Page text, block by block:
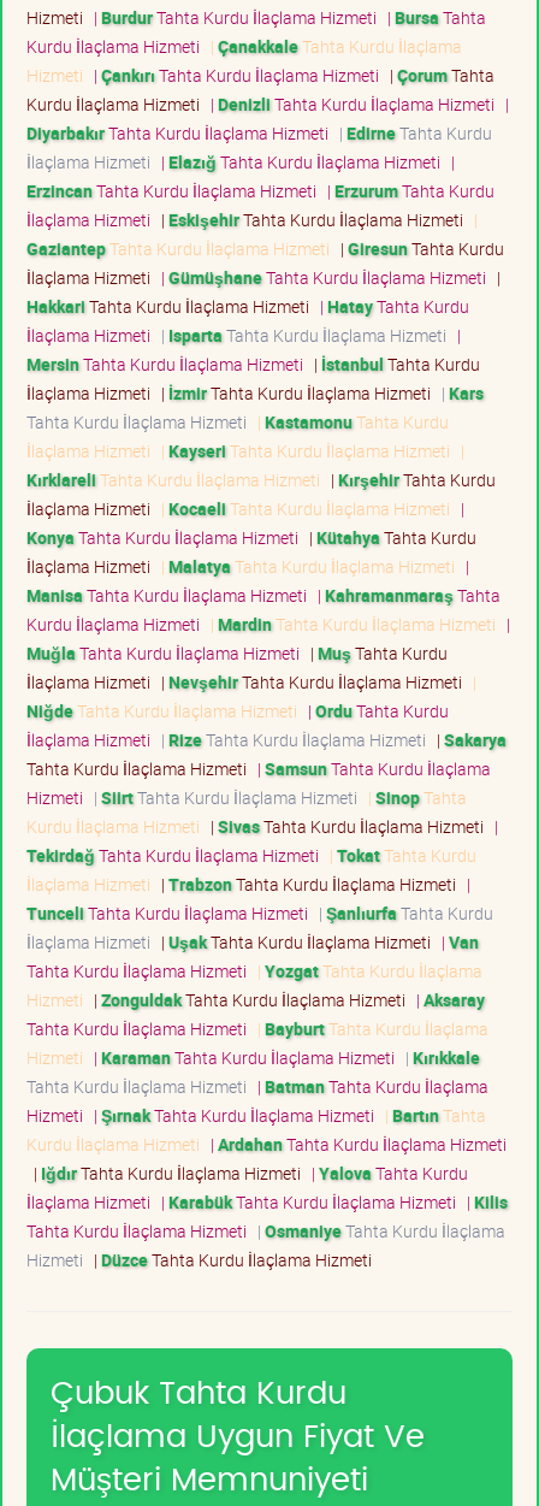
Hizmeti | BurdurTahta Kurdu İlaçlama Hizmeti | BursaTahta
Kurdu İlaçlama Hizmeti | ÇanakkaleTahta Kurdu İlaçlama
Hizmeti | ÇankırıTahta Kurdu İlaçlama Hizmeti | ÇorumTahta
Kurdu İlaçlama Hizmeti | DenizliTahta Kurdu İlaçlama Hizmeti |
DiyarbakırTahta Kurdu İlaçlama Hizmeti | EdirneTahta Kurdu
İlaçlama Hizmeti | ElazığTahta Kurdu İlaçlama Hizmeti |
ErzincanTahta Kurdu İlaçlama Hizmeti | ErzurumTahta Kurdu
İlaçlama Hizmeti | EskişehirTahta Kurdu İlaçlama Hizmeti |
GaziantepTahta Kurdu İlaçlama Hizmeti | GiresunTahta Kurdu
İlaçlama Hizmeti | GümüşhaneTahta Kurdu İlaçlama Hizmeti |
HakkariTahta Kurdu İlaçlama Hizmeti | HatayTahta Kurdu
İlaçlama Hizmeti | IspartaTahta Kurdu İlaçlama Hizmeti |
MersinTahta Kurdu İlaçlama Hizmeti | İstanbulTahta Kurdu
İlaçlama Hizmeti | İzmirTahta Kurdu İlaçlama Hizmeti | Kars
Tahta Kurdu İlaçlama Hizmeti | KastamonuTahta Kurdu
İlaçlama Hizmeti | KayseriTahta Kurdu İlaçlama Hizmeti |
KırklareliTahta Kurdu İlaçlama Hizmeti | KırşehirTahta Kurdu
İlaçlama Hizmeti | KocaeliTahta Kurdu İlaçlama Hizmeti |
KonyaTahta Kurdu İlaçlama Hizmeti | KütahyaTahta Kurdu
İlaçlama Hizmeti | MalatyaTahta Kurdu İlaçlama Hizmeti |
ManisaTahta Kurdu İlaçlama Hizmeti | KahramanmaraşTahta
Kurdu İlaçlama Hizmeti | MardinTahta Kurdu İlaçlama Hizmeti |
MuğlaTahta Kurdu İlaçlama Hizmeti | MuşTahta Kurdu
İlaçlama Hizmeti | NevşehirTahta Kurdu İlaçlama Hizmeti |
NiğdeTahta Kurdu İlaçlama Hizmeti | OrduTahta Kurdu
İlaçlama Hizmeti | RizeTahta Kurdu İlaçlama Hizmeti | Sakarya
Tahta Kurdu İlaçlama Hizmeti | SamsunTahta Kurdu İlaçlama
Hizmeti | SiirtTahta Kurdu İlaçlama Hizmeti | SinopTahta
Kurdu İlaçlama Hizmeti | SivasTahta Kurdu İlaçlama Hizmeti |
TekirdağTahta Kurdu İlaçlama Hizmeti | TokatTahta Kurdu
İlaçlama Hizmeti | TrabzonTahta Kurdu İlaçlama Hizmeti |
TunceliTahta Kurdu İlaçlama Hizmeti | ŞanlıurfaTahta Kurdu
İlaçlama Hizmeti | UşakTahta Kurdu İlaçlama Hizmeti | Van
Tahta Kurdu İlaçlama Hizmeti | YozgatTahta Kurdu İlaçlama
Hizmeti | ZonguldakTahta Kurdu İlaçlama Hizmeti | Aksaray
Tahta Kurdu İlaçlama Hizmeti | BayburtTahta Kurdu İlaçlama
Hizmeti | KaramanTahta Kurdu İlaçlama Hizmeti | Kırıkkale
Tahta Kurdu İlaçlama Hizmeti | BatmanTahta Kurdu İlaçlama
Hizmeti | ŞırnakTahta Kurdu İlaçlama Hizmeti | BartınTahta
Kurdu İlaçlama Hizmeti | ArdahanTahta Kurdu İlaçlama Hizmeti
| IğdırTahta Kurdu İlaçlama Hizmeti | YalovaTahta Kurdu
İlaçlama Hizmeti | KarabükTahta Kurdu İlaçlama Hizmeti | Kilis
Tahta Kurdu İlaçlama Hizmeti | OsmaniyeTahta Kurdu İlaçlama
Hizmeti | DüzceTahta Kurdu İlaçlama Hizmeti
Çubuk Tahta Kurdu
İlaçlama Uygun Fiyat Ve
Müşteri Memnuniyeti